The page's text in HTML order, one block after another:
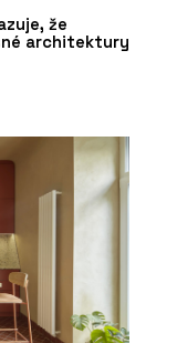
že
architektury